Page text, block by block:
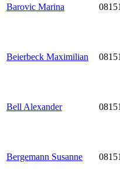
Barovic Marina
Beierbeck Maximilian
Bell Alexander
Bergemann Susanne